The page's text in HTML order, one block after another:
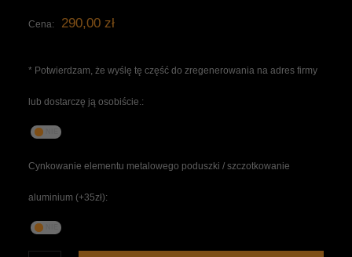
Cena: 290,00 zł
* Potwierdzam, że wyślę tę część do zregenerowania na adres firmy
lub dostarczę ją osobiście.:
Cynkowanie elementu metalowego poduszki / szczotkowanie
aluminium (+35zł):